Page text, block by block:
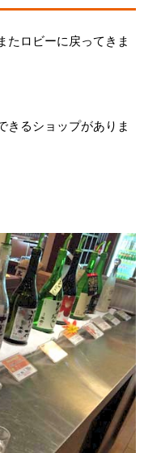
たロビーに戻ってきま
きるショップがありま